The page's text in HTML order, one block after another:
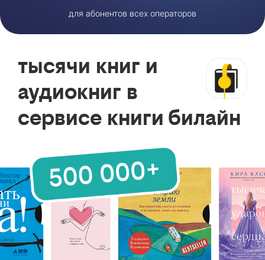
для абонентов всех операторов
тысячи книг и
аудиокниг в
сервисе книги билайн